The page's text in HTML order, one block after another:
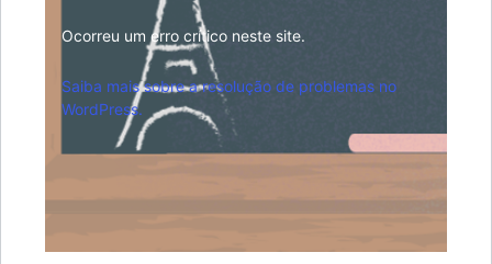
Ocorreu um erro crítico neste site.
Saiba mais sobre a resolução de problemas no
WordPress.